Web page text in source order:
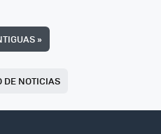
»
DE NOTICIAS